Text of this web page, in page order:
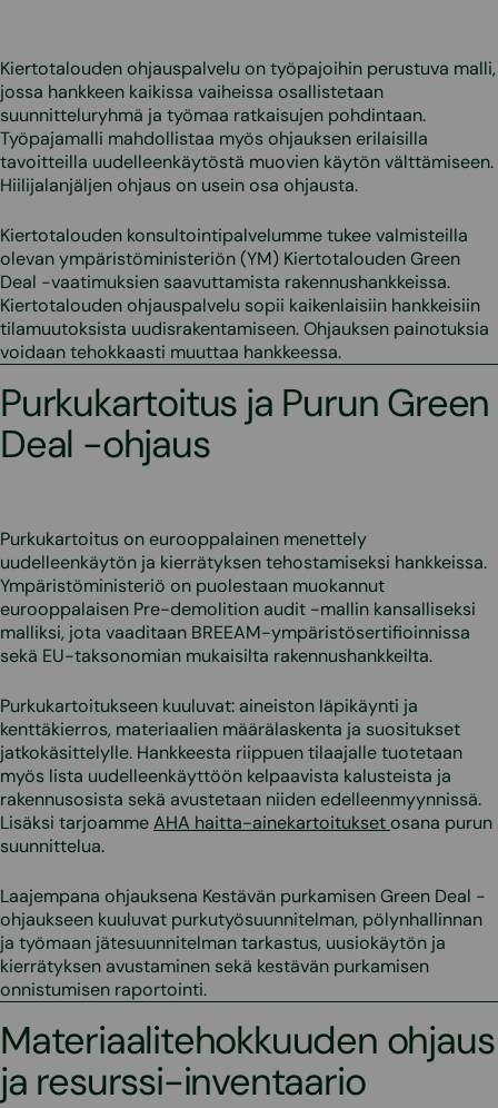
Kiertotalouden ohjauspalvelu on työpajoihin perustuva malli,
jossa hankkeen kaikissa vaiheissa osallistetaan
suunnitteluryhmä ja työmaa ratkaisujen pohdintaan.
Työpajamalli mahdollistaa myös ohjauksen erilaisilla
tavoitteilla uudelleenkäytöstä muovien käytön välttämiseen.
Hiilijalanjäljen ohjaus on usein osa ohjausta.
Kiertotalouden konsultointipalvelumme tukee valmisteilla
olevan ympäristöministeriön (YM) Kiertotalouden Green
Deal -vaatimuksien saavuttamista rakennushankkeissa.
Kiertotalouden ohjauspalvelu sopii kaikenlaisiin hankkeisiin
tilamuutoksista uudisrakentamiseen. Ohjauksen painotuksia
voidaan tehokkaasti muuttaa hankkeessa.
Purkukartoitus ja Purun Green
Deal -ohjaus
Purkukartoitus on eurooppalainen menettely
uudelleenkäytön ja kierrätyksen tehostamiseksi hankkeissa.
Ympäristöministeriö on puolestaan muokannut
eurooppalaisen Pre-demolition audit -mallin kansalliseksi
malliksi, jota vaaditaan BREEAM-ympäristösertifioinnissa
sekä EU-taksonomian mukaisilta rakennushankkeilta.
Purkukartoitukseen kuuluvat: aineiston läpikäynti ja
kenttäkierros, materiaalien määrälaskenta ja suositukset
jatkokäsittelylle. Hankkeesta riippuen tilaajalle tuotetaan
myös lista uudelleenkäyttöön kelpaavista kalusteista ja
rakennusosista sekä avustetaan niiden edelleenmyynnissä.
Lisäksi tarjoammeAHA haitta-ainekartoitukset osana purun
suunnittelua.
Laajempana ohjauksena Kestävän purkamisen Green Deal -
ohjaukseen kuuluvat purkutyösuunnitelman, pölynhallinnan
ja työmaan jätesuunnitelman tarkastus, uusiokäytön ja
kierrätyksen avustaminen sekä kestävän purkamisen
onnistumisen raportointi.
Materiaalitehokkuuden ohjaus
ja resurssi-inventaario